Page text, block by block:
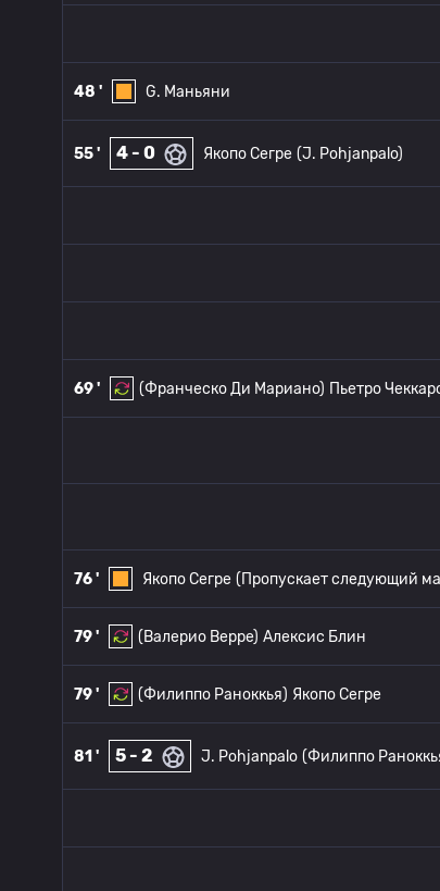
48 ' G. Маньяни
55 ' 4 - 0 Якопо Сегре (J. Pohjanpalo)
69 ' (Франческо Ди Мариано) Пьетро
76 ' Якопо Сегре (Пропускает следующий
79 ' (Валерио Верре) Алексис Блин
79 ' (Филиппо Раноккья) Якопо Сегре
81 ' 5 - 2 J. Pohjanpalo (Филиппо